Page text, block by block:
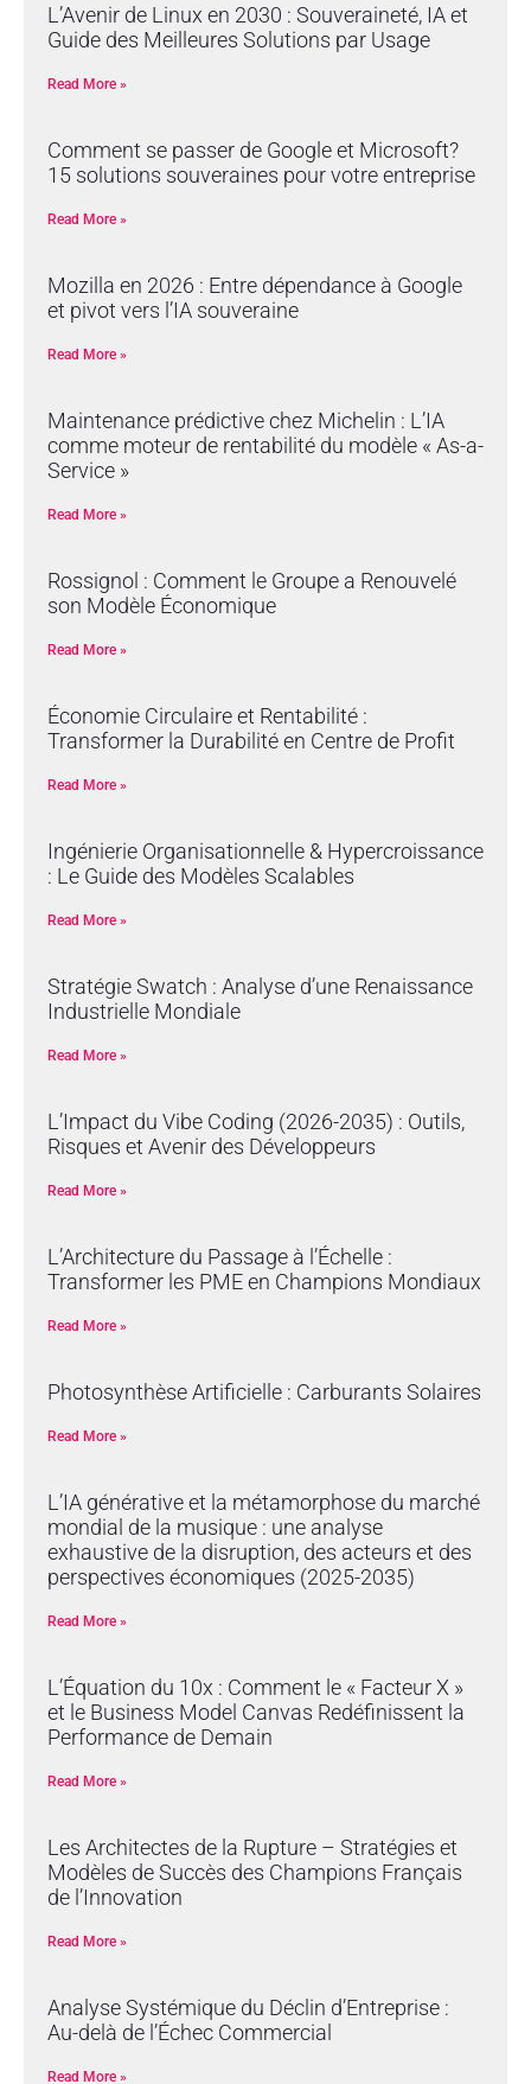
L’Avenir de Linux en 2030 : Souveraineté, IA et
Guide des Meilleures Solutions par Usage
Read More »
Comment se passer de Google et Microsoft?
15 solutions souveraines pour votre entreprise
Read More »
Mozilla en 2026 : Entre dépendance à Google
et pivot vers l’IA souveraine
Read More »
Maintenance prédictive chez Michelin : L’IA
comme moteur de rentabilité du modèle « As-a-
Service »
Read More »
Rossignol : Comment le Groupe a Renouvelé
son Modèle Économique
Read More »
Économie Circulaire et Rentabilité :
Transformer la Durabilité en Centre de Profit
Read More »
Ingénierie Organisationnelle & Hypercroissance
: Le Guide des Modèles Scalables
Read More »
Stratégie Swatch : Analyse d’une Renaissance
Industrielle Mondiale
Read More »
L’Impact du Vibe Coding (2026-2035) : Outils,
Risques et Avenir des Développeurs
Read More »
L’Architecture du Passage à l’Échelle :
Transformer les PME en Champions Mondiaux
Read More »
Photosynthèse Artificielle : Carburants Solaires
Read More »
L’IA générative et la métamorphose du marché
mondial de la musique : une analyse
exhaustive de la disruption, des acteurs et des
perspectives économiques (2025-2035)
Read More »
L’Équation du 10x : Comment le « Facteur X »
et le Business Model Canvas Redéfinissent la
Performance de Demain
Read More »
Les Architectes de la Rupture – Stratégies et
Modèles de Succès des Champions Français
de l’Innovation
Read More »
Analyse Systémique du Déclin d’Entreprise :
Au-delà de l’Échec Commercial
Read More »